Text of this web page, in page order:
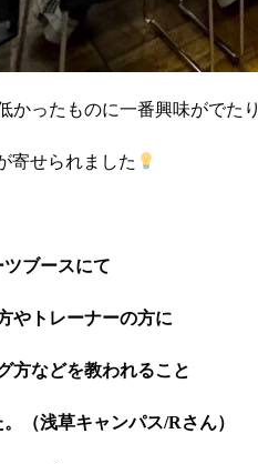
かったものに一番興味がでたり
寄せられました
ツブースにて
やトレーナーの方に
方などを教われること
（浅草キャンパス/Rさん）